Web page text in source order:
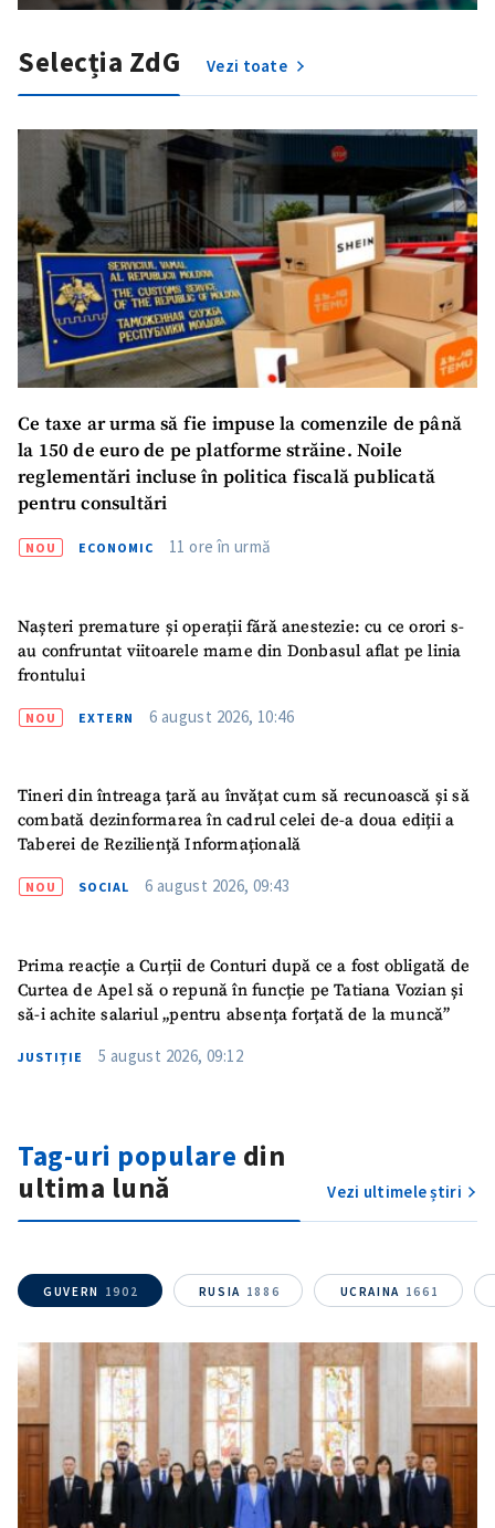
Trimite o informație
Despre ZdG
in English
на русском
Selecția ZdG Vezi toate
Ce taxe ar urma să fie impuse la comenzile de până
la 150 de euro de pe platforme străine. Noile
reglementări incluse în politica fiscală publicată
pentru consultări
NOU ECONOMIC 11 ore în urmă
Nașteri premature și operații fără anestezie: cu ce orori s-
au confruntat viitoarele mame din Donbasul aflat pe linia
frontului
NOU EXTERN 6 august 2026, 10:46
Tineri din întreaga țară au învățat cum să recunoască și să
combată dezinformarea în cadrul celei de-a doua ediții a
Taberei de Reziliență Informațională
NOU SOCIAL 6 august 2026, 09:43
Prima reacție a Curții de Conturi după ce a fost obligată de
Curtea de Apel să o repună în funcție pe Tatiana Vozian și
să-i achite salariul „pentru absența forțată de la muncă”
JUSTIȚIE 5 august 2026, 09:12
Tag-uri populare din
ultima lună
Vezi ultimele știri
GUVERN 1902 RUSIA 1886 UCRAINA 1661
ȘTIREA MEA
Titlu știre